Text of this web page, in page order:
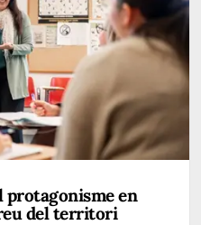
protagonisme en
del territori